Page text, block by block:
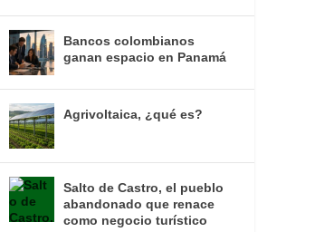
Bancos colombianos
ganan espacio en Panamá
Agrivoltaica, ¿qué es?
Salto de Castro, el pueblo
abandonado que renace
como negocio turístico